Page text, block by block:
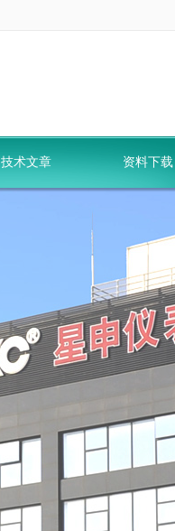
技术文章 资料下载